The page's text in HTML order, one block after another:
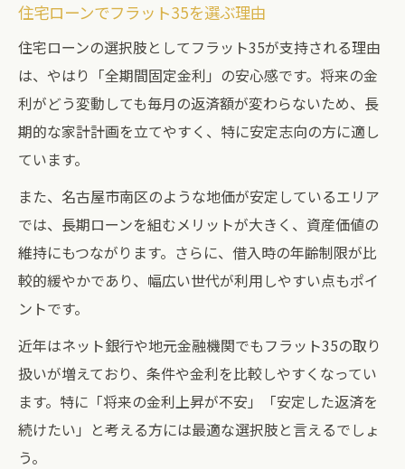
住宅ローンでフラット35を選ぶ理由
住宅ローンの選択肢としてフラット35が支持される理由
は、やはり「全期間固定金利」の安心感です。将来の金
利がどう変動しても毎月の返済額が変わらないため、長
期的な家計計画を立てやすく、特に安定志向の方に適し
ています。
また、名古屋市南区のような地価が安定しているエリア
では、長期ローンを組むメリットが大きく、資産価値の
維持にもつながります。さらに、借入時の年齢制限が比
較的緩やかであり、幅広い世代が利用しやすい点もポイ
ントです。
近年はネット銀行や地元金融機関でもフラット35の取り
扱いが増えており、条件や金利を比較しやすくなってい
ます。特に「将来の金利上昇が不安」「安定した返済を
続けたい」と考える方には最適な選択肢と言えるでしょ
う。